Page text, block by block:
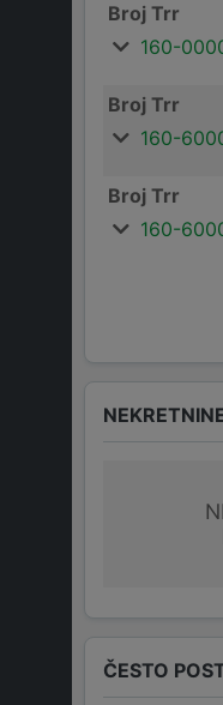
Broj Trr
160-
Broj Trr
160-
Broj Trr
160-
ČESTO